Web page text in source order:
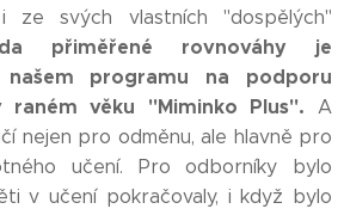
svých vlastních "dospělých"
přiměřené rovnováhy je
programu na podporu
věku "Miminko Plus". A
nejen pro odměnu, ale hlavně pro
učení. Pro odborníky bylo
v učení pokračovaly, i když bylo